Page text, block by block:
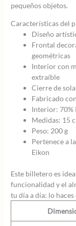
pequeños objetos.
Características del
Diseño
Frontal
geométricas
Interior con
extraíble
Cierre de
Fabricado
Interior: 70%
Medidas: 15
Peso: 200 g
Pertenece a
Eikon
Este billetero es
funcionalidad y el
tu día a día: lo haces